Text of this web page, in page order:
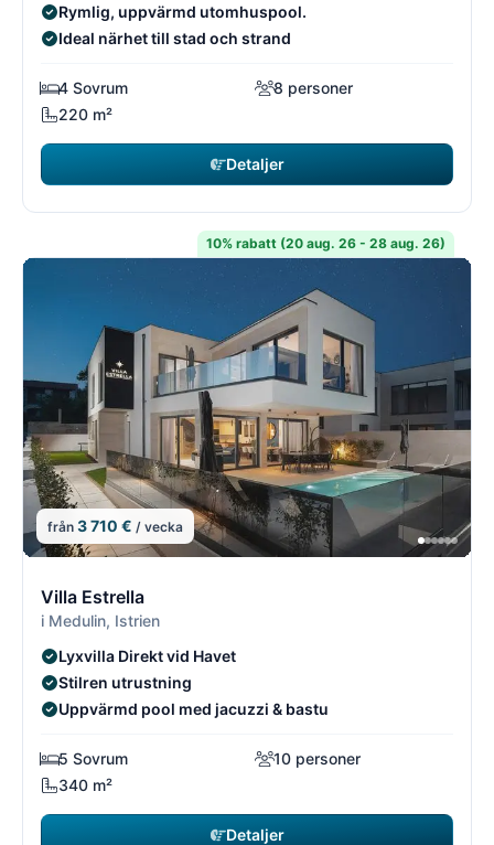
Rymlig, uppvärmd utomhuspool.
Ideal närhet till stad och strand
4 Sovrum
8 personer
220 m²
Detaljer
10% rabatt (20 aug. 26 - 28 aug. 26)
från 3 710 € / vecka
Villa Estrella
i Medulin, Istrien
Lyxvilla Direkt vid Havet
Stilren utrustning
Uppvärmd pool med jacuzzi & bastu
5 Sovrum
10 personer
340 m²
Detaljer